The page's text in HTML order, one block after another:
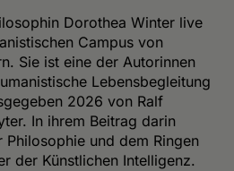
Dorothea Winter live
Campus von
Sie ist eine der Autorinnen
Lebensbegleitung
2026 von Ralf
In ihrem Beitrag darin
und dem Ringen
der Künstlichen Intelligenz.